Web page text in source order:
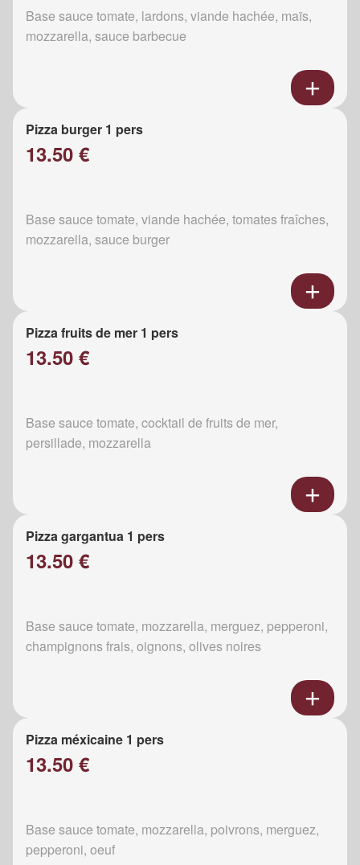
Base sauce tomate, lardons, viande hachée, maïs,
mozzarella, sauce barbecue
Pizza burger 1 pers
13.50 €
Base sauce tomate, viande hachée, tomates fraîches,
mozzarella, sauce burger
Pizza fruits de mer 1 pers
13.50 €
Base sauce tomate, cocktail de fruits de mer,
persillade, mozzarella
Pizza gargantua 1 pers
13.50 €
Base sauce tomate, mozzarella, merguez, pepperoni,
champignons frais, oignons, olives noires
Pizza méxicaine 1 pers
13.50 €
Base sauce tomate, mozzarella, poivrons, merguez,
pepperoni, oeuf